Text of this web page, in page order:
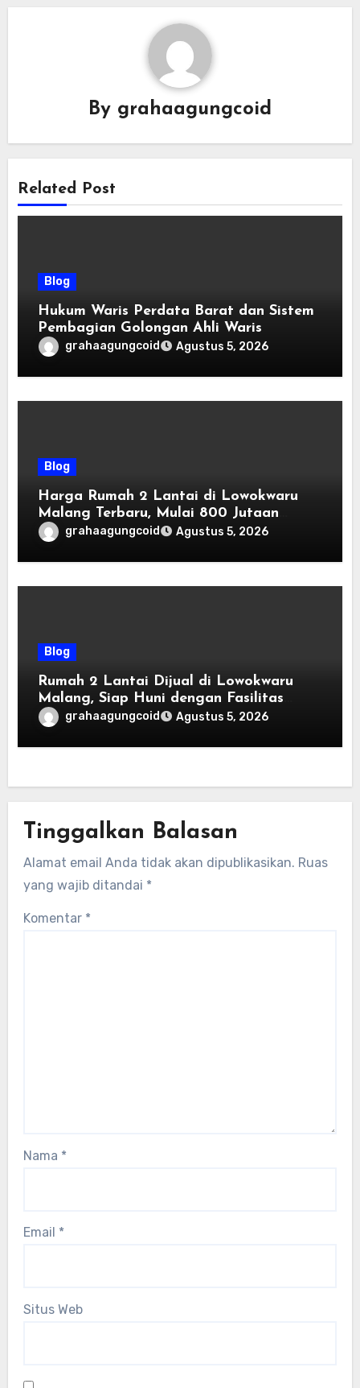
By grahaagungcoid
Related Post
Blog
Hukum Waris Perdata Barat dan Sistem
Pembagian Golongan Ahli Waris
grahaagungcoid Agustus 5, 2026
Blog
Harga Rumah 2 Lantai di Lowokwaru
Malang Terbaru, Mulai 800 Jutaan
Tahun 2026
grahaagungcoid Agustus 5, 2026
Blog
Rumah 2 Lantai Dijual di Lowokwaru
Malang, Siap Huni dengan Fasilitas
Premium | Graha Agung by Tomoland
grahaagungcoid Agustus 5, 2026
Tinggalkan Balasan
Alamat email Anda tidak akan dipublikasikan. Ruas
yang wajib ditandai *
Komentar *
Nama *
Email *
Situs Web